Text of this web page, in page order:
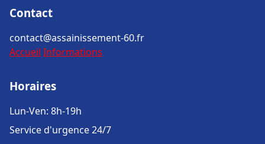
Contact
contact@assainissement-60.fr
Accueil Informations
Horaires
Lun-Ven: 8h-19h
Service d'urgence 24/7